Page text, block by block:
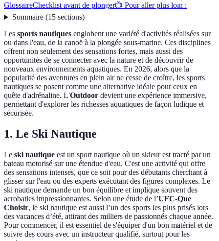
GlossaireChecklist avant de plonger📺 Pour aller plus loin :
Sommaire(15 sections)
Les sports nautiques englobent une variété d'activités réalisées sur
ou dans l'eau, de la canoë à la plongée sous-marine. Ces disciplines
offrent non seulement des sensations fortes, mais aussi des
opportunités de se connecter avec la nature et de découvrir de
nouveaux environnements aquatiques. En 2026, alors que la
popularité des aventures en plein air ne cesse de croître, les sports
nautiques se posent comme une alternative idéale pour ceux en
quête d'adrénaline. L'Outdoor devient une expérience immersive,
permettant d'explorer les richesses aquatiques de façon ludique et
sécurisée.
1. Le Ski Nautique
Le ski nautique est un sport nautique où un skieur est tracté par un
bateau motorisé sur une étendue d'eau. C'est une activité qui offre
des sensations intenses, que ce soit pour des débutants cherchant à
glisser sur l'eau ou des experts exécutant des figures complexes. Le
ski nautique demande un bon équilibre et implique souvent des
acrobaties impressionnantes. Selon une étude de l’UFC-Que
Choisir, le ski nautique est aussi l’un des sports les plus prisés lors
des vacances d’été, attirant des milliers de passionnés chaque année.
Pour commencer, il est essentiel de s'équiper d'un bon matériel et de
suivre des cours avec un instructeur qualifié, surtout pour les